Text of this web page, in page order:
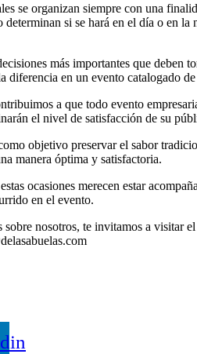
se organizan siempre con una
si se hará en el día o en la
más importantes que deben
diferencia en un evento catalogado
a que todo evento
el nivel de satisfacción de su
objetivo preservar el sabor
manera óptima y satisfactoria.
ocasiones merecen estar
en el evento.
sobre nosotros, te invitamos a visitar